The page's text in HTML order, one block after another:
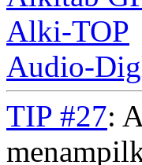
Alki-TOP
Audio-
TIP #27: